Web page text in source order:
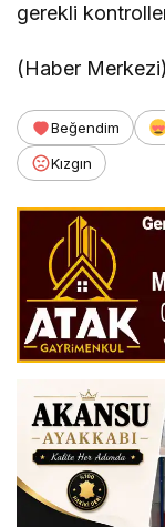
gerekli
(Haber Merkezi)
Beğendim
Kızgın